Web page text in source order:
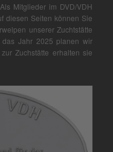
Mitglieder im DVD/VDH
diesen Seiten können Sie
unserer Zuchtstätte
das Jahr 2025 planen wir
zur Zuchstätte erhalten sie